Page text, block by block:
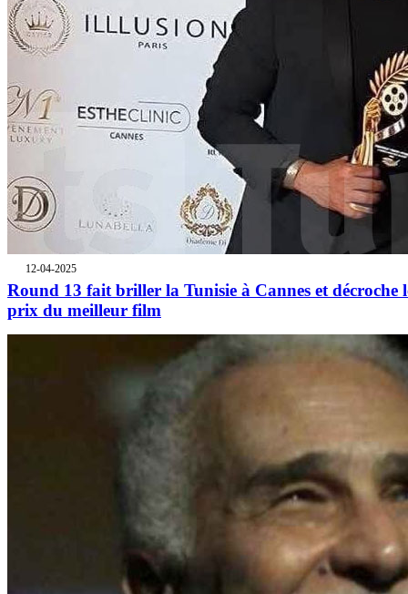
12-04-2025
Round 13 fait briller la Tunisie à Cannes et décroche
prix du meilleur film